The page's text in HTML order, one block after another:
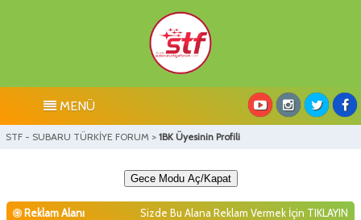
MENÜ
STF - SUBARU TÜRKİYE FORUM > 1BK Üyesinin Profili
Gece Modu Aç/Kapat
Reklam Alanı Sizde Bu Alana Reklam Vermek İçin TIKLAYIN